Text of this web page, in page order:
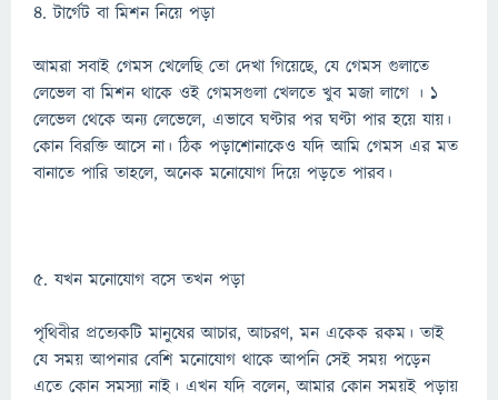
৪. টার্গেট বা মিশন নিয়ে পড়া
আমরা সবাই গেমস খেলেছি তো দেখা গিয়েছে, যে গেমস গুলাতে
লেভেল বা মিশন থাকে ওই গেমসগুলা খেলতে খুব মজা লাগে । ১
লেভেল থেকে অন্য লেভেলে, এভাবে ঘণ্টার পর ঘণ্টা পার হয়ে যায়।
কোন বিরক্তি আসে না। ঠিক পড়াশোনাকেও যদি আমি গেমস এর মত
বানাতে পারি তাহলে, অনেক মনোযোগ দিয়ে পড়তে পারব।
৫. যখন মনোযোগ বসে তখন পড়া
পৃথিবীর প্রত্যেকটি মানুষের আচার, আচরণ, মন একেক রকম। তাই
যে সময় আপনার বেশি মনোযোগ থাকে আপনি সেই সময় পড়েন
এতে কোন সমস্যা নাই। এখন যদি বলেন, আমার কোন সময়ই পড়ায়